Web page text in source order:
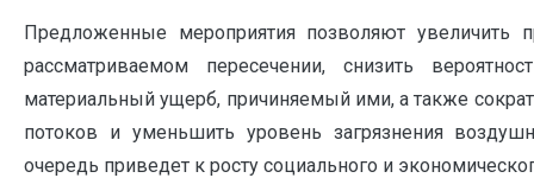
Предложенные мероприятия позволяют увеличить
рассматриваемом пересечении, снизить
материальный ущерб, причиняемый ими, а также
потоков и уменьшить уровень загрязнения
очередь приведет к росту социального и